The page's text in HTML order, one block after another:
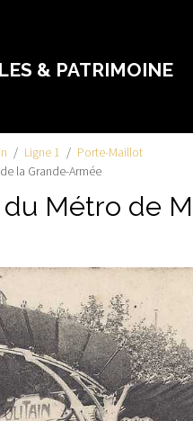
& PATRIMOINE
Ligne 1
Porte-Maillot
la Grande-Armée
Métro de